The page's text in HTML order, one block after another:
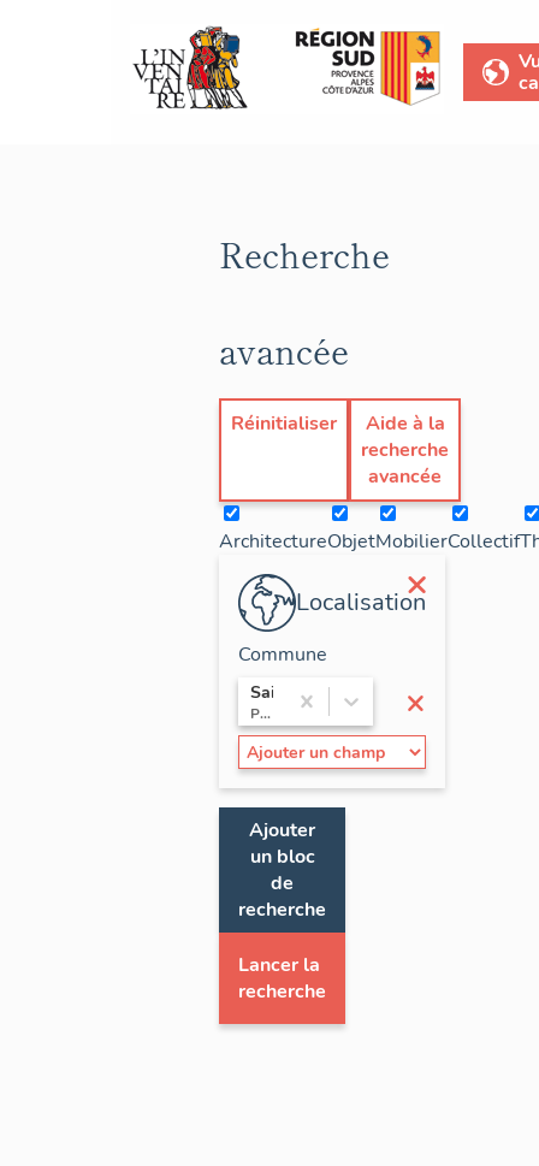
Recherche
avancée
Réinitialiser
Aide à la
recherche
avancée
ArchitectureObjetMobilierCollectif
×
Localisation
×
Commune
Saint-Raphaël
Provence-Alpes-Côte d'Azur / Var
Ajouter
un bloc
de
recherche
Lancer la
recherche